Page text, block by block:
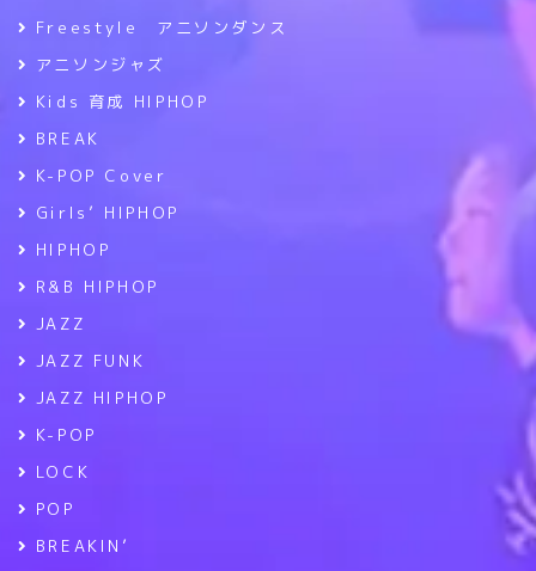
Freestyle アニソンダンス
アニソンジャズ
Kids 育成 HIPHOP
BREAK
K-POP Cover
Girls’ HIPHOP
HIPHOP
R&B HIPHOP
JAZZ
JAZZ FUNK
JAZZ HIPHOP
K-POP
LOCK
POP
BREAKIN’